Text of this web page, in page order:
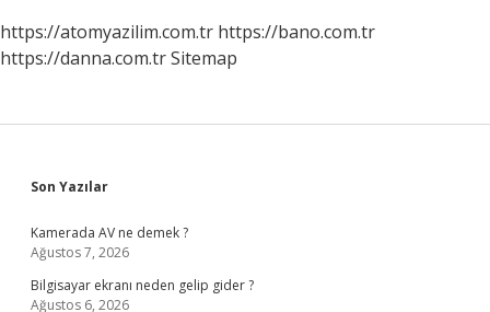
https://atomyazilim.com.tr https://bano.com.tr
https://danna.com.trSitemap
Sidebar
Son Yazılar
Kamerada AV ne demek ?
Ağustos 7, 2026
Bilgisayar ekranı neden gelip gider ?
Ağustos 6, 2026